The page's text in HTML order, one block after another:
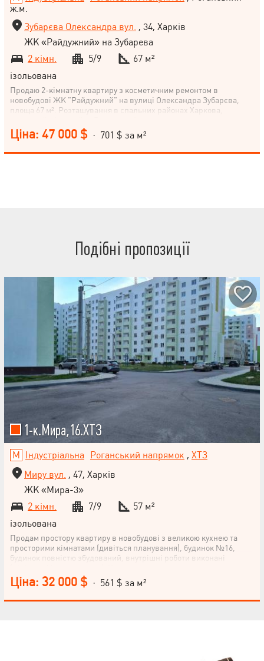
ж.м.
Зубарєва Олександра вул. , 34, Харків
ЖК «Райдужний» на Зубарева
2 кімн.
5/9
67 м²
ізольована
Продаю 2-кімнатну квартиру з косметичним ремонтом в
новобудові ЖК "Райдужний" на вулиці Олександра Зубарєва,
площа 67 м². Розташування в спальних районах Харкова,
сполучення (поряд станція метро Індустріальна). Квартира на 5-
му поверсі 9-поверхового будинку, кухня 15 м², клас - економ. Це
чудова пропозиція для бажаючих придбати комфортне житло з
Ціна: 47 000 $ · 701 $ за м²
Подібні пропозиції
1-к.Мира,16.ХТЗ
Індустріальна Роганський напрямок , ХТЗ
Миру вул. , 47, Харків
ЖК «Мира-3»
2 кімн.
7/9
57 м²
ізольована
Продам простору квартиру в новобудові з великою кухнею та
просторими кімнатами (дивіться планування), будинок №16,
будинок повністю збудований, внутрішні роботи виконані
найкраще планування в будинку (вікна на схід та захід) на 7м
поверсі будинок 9 поверхів. Балкон виходить із кухні,
роздільний санвузол. Вже видають ордери на ремонти,
Ціна: 32 000 $ · 561 $ за м²